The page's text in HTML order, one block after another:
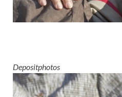
Depositphotos